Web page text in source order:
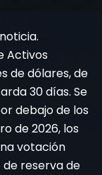
Activos
de dólares, de
30 días. Se
debajo de los
de 2026, los
votación
reserva de